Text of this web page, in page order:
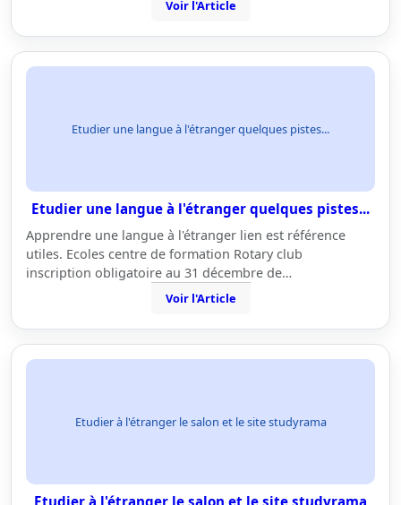
Voir l'Article
Etudier une langue à l'étranger quelques pistes...
Etudier une langue à l'étranger quelques pistes...
Apprendre une langue à l'étranger lien est référence
utiles. Ecoles centre de formation Rotary club
inscription obligatoire au 31 décembre de…
Voir l'Article
Etudier à l'étranger le salon et le site studyrama
Etudier à l'étranger le salon et le site studyrama